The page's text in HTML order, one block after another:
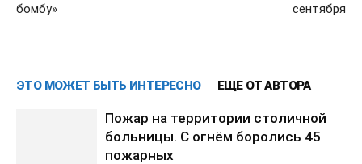
бомбу»
сентября
ЭТО МОЖЕТ БЫТЬ ИНТЕРЕСНО ЕЩЕ ОТ АВТОРА
Пожар на территории столичной
больницы. С огнём боролись 45
пожарных